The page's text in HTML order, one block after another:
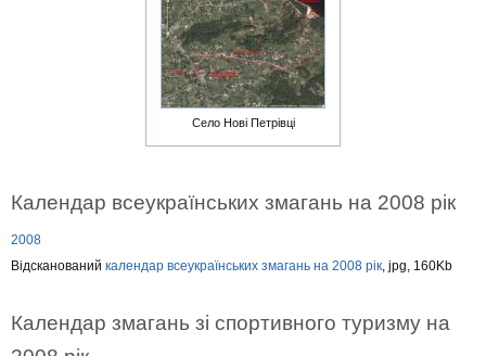
Село Нові Петрівці
Календар всеукраїнських змагань на 2008 рік
2008
Відсканований календар всеукраїнських змагань на 2008 рік , jpg, 160Kb
Календар змагань зі спортивного туризму на